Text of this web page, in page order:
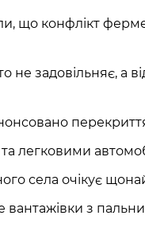
що конфлікт
не задовільняє, а
легковими
села очікує
з